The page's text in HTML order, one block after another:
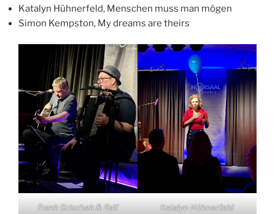
Katalyn Hühnerfeld, Menschen muss man mögen
Simon Kempston, My dreams are theirs
Frank Grischek & Ralf
Katalyn Hühnerfeld